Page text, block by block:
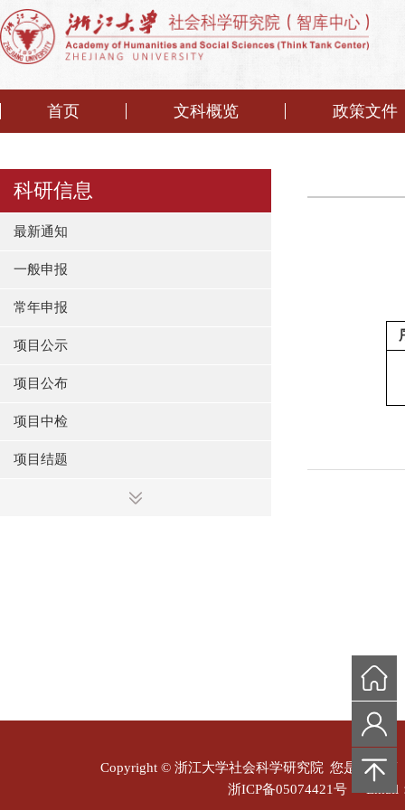
首页 文科概览 政策文件
科研信息
最新通知
一般申报
常年申报
项目公示
项目公布
项目中检
项目结题
Copyright © 浙江大学社会科学研究院 您是本站第
浙ICP备05074421号